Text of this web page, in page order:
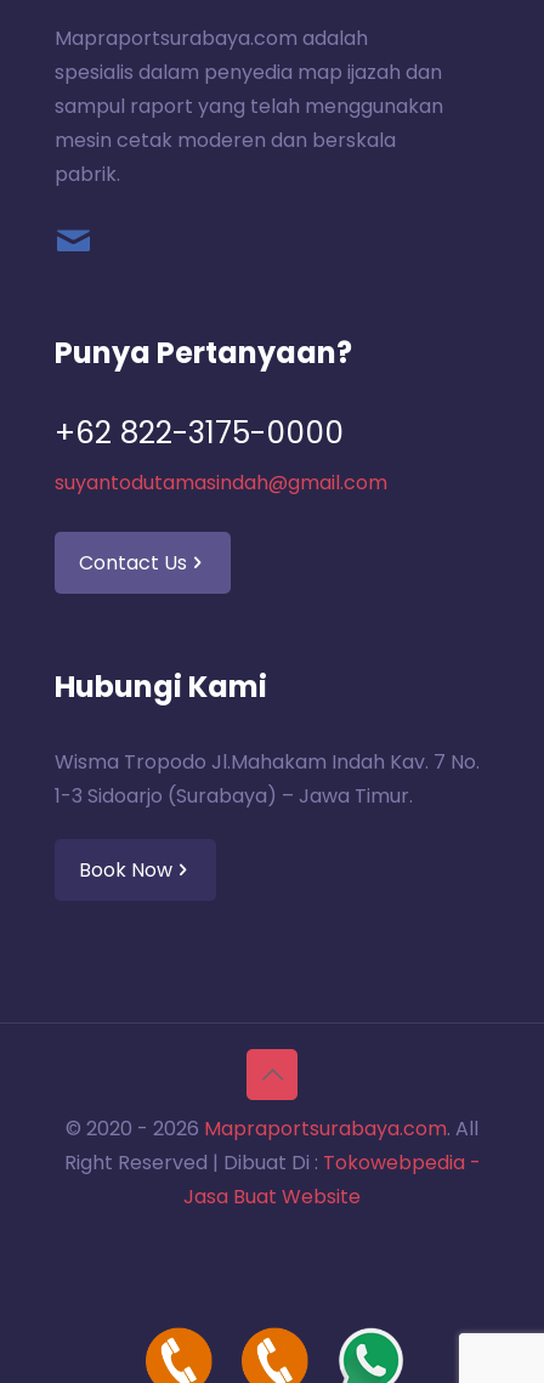
Mapraportsurabaya.com adalah
spesialis dalam penyedia map ijazah dan
sampul raport yang telah menggunakan
mesin cetak moderen dan berskala
pabrik.
Punya Pertanyaan?
+62 822-3175-0000
suyantodutamasindah@gmail.com
Contact Us
Hubungi Kami
Wisma Tropodo Jl.Mahakam Indah Kav. 7 No.
1-3 Sidoarjo (Surabaya) – Jawa Timur.
Book Now
© 2020 - 2026 Mapraportsurabaya.com. All
Right Reserved | Dibuat Di : Tokowebpedia -
Jasa Buat Website